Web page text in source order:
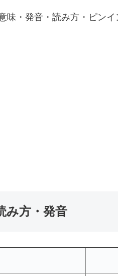
味・発音・読み方・ピンイ
み方・発音